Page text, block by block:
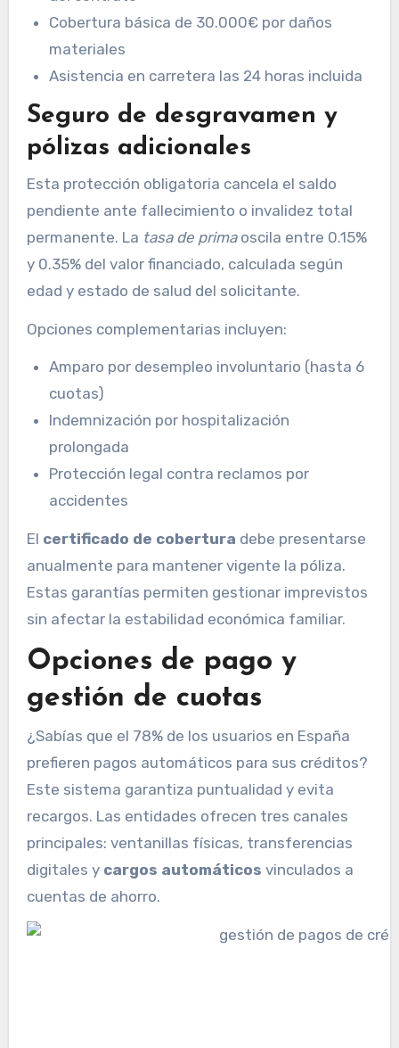
Cobertura básica de 30.000€ por daños
materiales
Asistencia en carretera las 24 horas incluida
Seguro de desgravamen y
pólizas adicionales
Esta protección obligatoria cancela el saldo
pendiente ante fallecimiento o invalidez total
permanente. La tasa de primaoscila entre 0.15%
y 0.35% del valor financiado, calculada según
edad y estado de salud del solicitante.
Opciones complementarias incluyen:
Amparo por desempleo involuntario (hasta 6
cuotas)
Indemnización por hospitalización
prolongada
Protección legal contra reclamos por
accidentes
El certificado de cobertura debe presentarse
anualmente para mantener vigente la póliza.
Estas garantías permiten gestionar imprevistos
sin afectar la estabilidad económica familiar.
Opciones de pago y
gestión de cuotas
¿Sabías que el 78% de los usuarios en España
prefieren pagos automáticos para sus créditos?
Este sistema garantiza puntualidad y evita
recargos. Las entidades ofrecen tres canales
principales: ventanillas físicas, transferencias
digitales y cargos automáticos vinculados a
cuentas de ahorro.